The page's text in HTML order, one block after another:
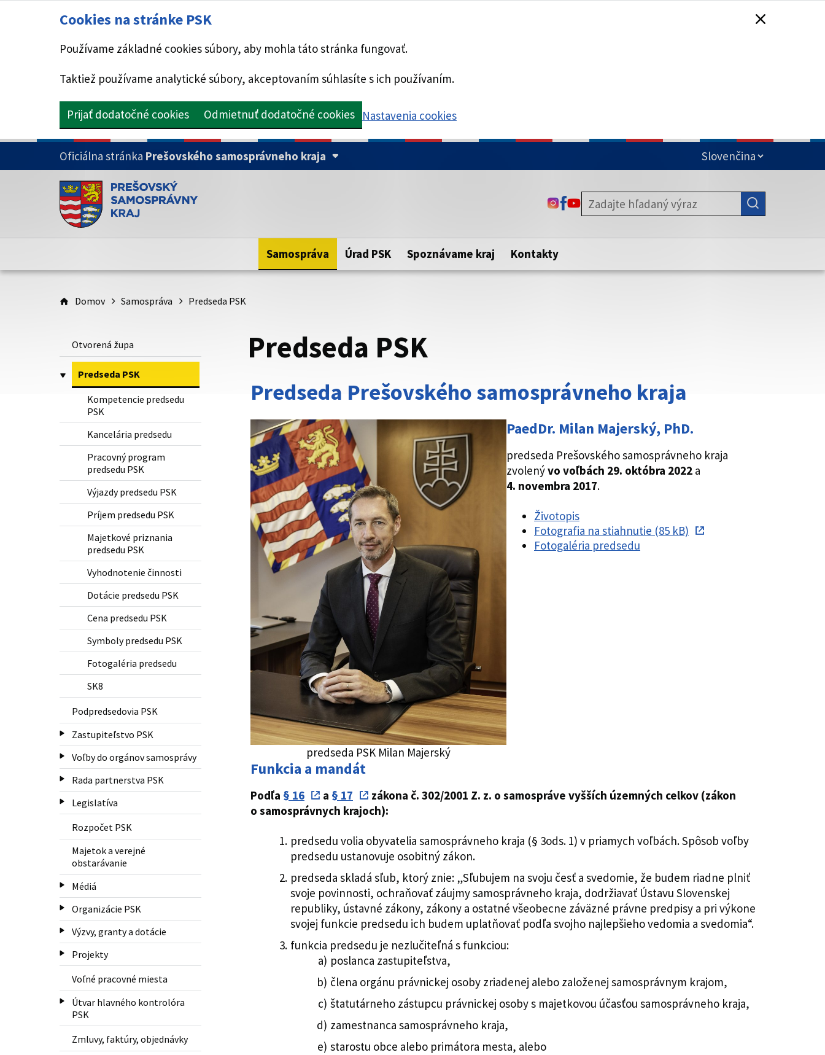
Cookies na stránke PSK
Používame základné cookies súbory, aby mohla táto stránka fungovať.
Taktiež používame analytické súbory, akceptovaním súhlasíte s ich používaním.
Prijať dodatočné cookies Odmietnuť dodatočné cookies Nastavenia cookies
PRESKOČIŤ NA HLAVNÝ OBSAH
Oficiálna stránka Prešovského samosprávneho kraja
Doména psk.sk je oficiálna
Toto je oficiálna webová stránka Prešovského samosprávneho kraja.
Táto stránka je zabezpečená
zabezpečenú webovú stránku. Zabezpečená stránka vždy začína
https:// pred názvom domény webového sídla.
ODKAZ SA OTVORÍ NA NOVEJ KARTE
ODKAZ SA OTVORÍ NA NOVEJ KARTE
ODKAZ SA OTVORÍ NA NOVEJ KARTE
Samospráva Úrad PSK Spoznávame kraj Kontakty
Domov Samospráva Predseda PSK
Otvorená župa
Predseda PSK
Kompetencie predsedu
PSK
Kancelária predsedu
Pracovný program
predsedu PSK
Výjazdy predsedu PSK
Príjem predsedu PSK
Majetkové priznania
predsedu PSK
Vyhodnotenie činnosti
Dotácie predsedu PSK
Cena predsedu PSK
Symboly predsedu PSK
Fotogaléria predsedu
SK8
Podpredsedovia PSK
Zastupiteľstvo PSK
Voľby do orgánov samosprávy
Rada partnerstva PSK
Legislatíva
Rozpočet PSK
Majetok a verejné
obstarávanie
Médiá
Organizácie PSK
Výzvy, granty a dotácie
Projekty
Voľné pracovné miesta
Útvar hlavného kontrolóra
PSK
Zmluvy, faktúry, objednávky
Predseda PSK
Predseda Prešovského samosprávneho kraja
predseda PSK Milan Majerský
PaedDr. Milan Majerský, PhD.
predseda Prešovského samosprávneho kraja
zvolenývo voľbách 29. októbra 2022 a
4. novembra 2017.
Životopis
Fotografia na stiahnutie (85 kB)
Fotogaléria predsedu
Funkcia a mandát
Podľa § 16 a § 17
zákona č. 302/2001 Z. z. o samospráve vyšších územných celkov (zákon
o samosprávnych krajoch):
predsedu volia obyvatelia samosprávneho kraja (§ 3ods. 1) v priamych voľbách. Spôsob voľby
predsedu ustanovuje osobitný zákon.
predseda skladá sľub, ktorý znie: „Sľubujem na svoju česť a svedomie, že budem riadne plniť
svoje povinnosti, ochraňovať záujmy samosprávneho kraja, dodržiavať Ústavu Slovenskej
republiky, ústavné zákony, zákony a ostatné všeobecne záväzné právne predpisy a pri výkone
svojej funkcie predsedu ich budem uplatňovať podľa svojho najlepšieho vedomia a svedomia“.
funkcia predsedu je nezlučiteľná s funkciou:
poslanca zastupiteľstva,
člena orgánu právnickej osoby zriadenej alebo založenej samosprávnym krajom,
štatutárneho zástupcu právnickej osoby s majetkovou účasťou samosprávneho kraja,
zamestnanca samosprávneho kraja,
starostu obce alebo primátora mesta, alebo